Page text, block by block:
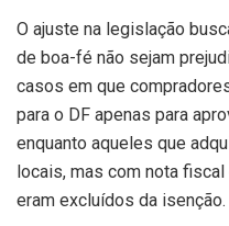
O ajuste na legislação
de boa-fé não sejam
casos em que
para o DF apenas para
enquanto aqueles que
locais, mas com nota
eram excluídos da isenção.